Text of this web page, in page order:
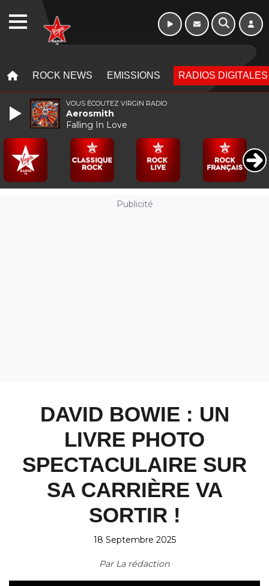
ROCK NEWS EMISSIONS RADIOS DIGITALES
Publicité
DAVID BOWIE : UN
LIVRE PHOTO
SPECTACULAIRE SUR
SA CARRIÈRE VA
SORTIR !
18 Septembre 2025
Par La rédaction
VOUS ÉCOUTEZ VIRGIN RADIO
Aerosmith
Falling In Love
WEBRADIO